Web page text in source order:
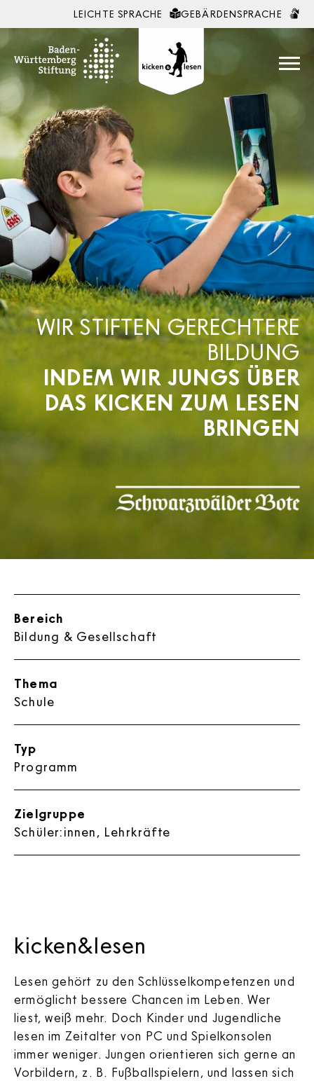
Zum Inhalt springen
LEICHTE SPRACHE GEBÄRDENSPRACHE
WIR STIFTEN GERECHTERE
BILDUNG
INDEM WIR JUNGS ÜBER
DAS KICKEN ZUM LESEN
BRINGEN
Bereich
Bildung & Gesellschaft
Thema
Schule
Typ
Programm
Zielgruppe
Schüler:innen, Lehrkräfte
kicken&lesen
Lesen gehört zu den Schlüsselkompetenzen und
ermöglicht bessere Chancen im Leben. Wer
liest, weiß mehr. Doch Kinder und Jugendliche
lesen im Zeitalter von PC und Spielkonsolen
immer weniger. Jungen orientieren sich gerne an
Vorbildern, z. B. Fußballspielern, und lassen sich